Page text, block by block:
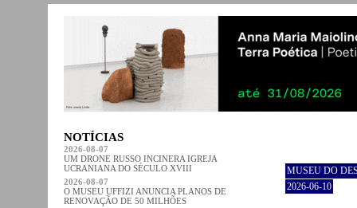
NOTÍCIAS
2026-08-07
UM DRONE RUSSO INCINERA IGREJA
UCRANIANA DO SÉCULO XVIII
2026-08-07
O MUSEU UFFIZI ANUNCIA PLANOS DE
RENOVAÇÃO DE 50 MILHÕES
MUSEU DO
2026-06-10